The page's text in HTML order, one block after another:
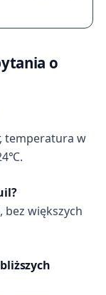
o
temperatura w
bez większych